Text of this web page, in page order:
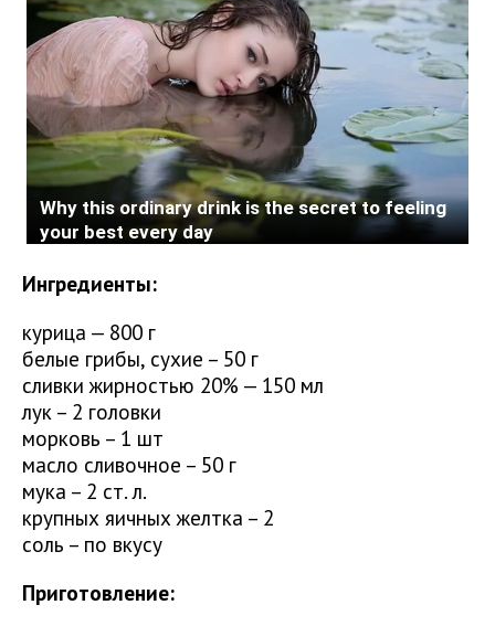
Ингредиенты:
курица — 800 г
белые грибы, сухие – 50 г
сливки жирностью 20% — 150 мл
лук – 2 головки
морковь – 1 шт
масло сливочное – 50 г
мука – 2 ст. л.
крупных яичных желтка – 2
соль – по вкусу
Приготовление: